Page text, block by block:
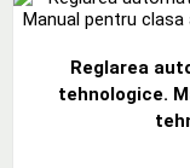
Reglarea
tehnologice.